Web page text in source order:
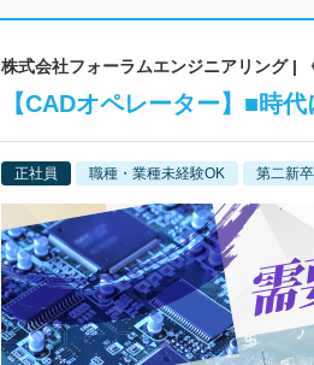
株式会社フォーラムエンジニアリング
【CADオペレーター】■時
正社員 職種・業種未経験OK 第二新